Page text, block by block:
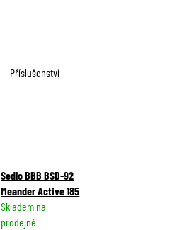
Příslušenství
Sedlo BBB BSD-92
Meander Active 185
Skladem na
prodejně